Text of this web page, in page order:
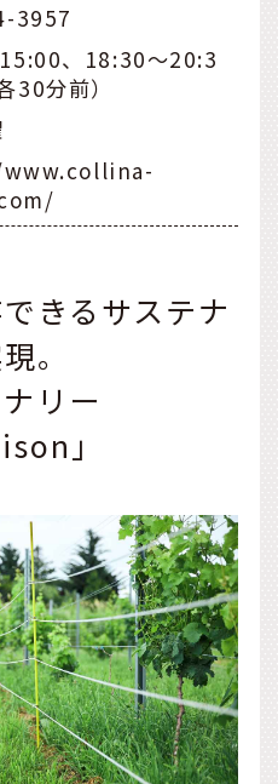
3957
、18:30〜20:3
30分前）
きるサステナ
。
リー
」